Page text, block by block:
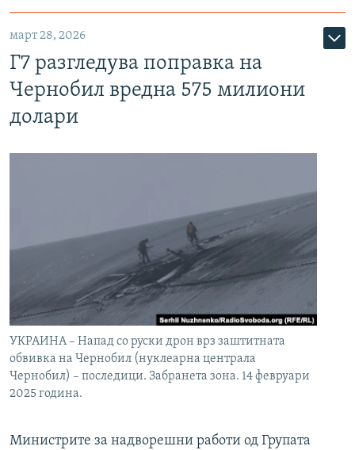
март 28, 2026
Г7 разгледува поправка на
Чернобил вредна 575 милиони
долари
УКРАИНА – Напад со руски дрон врз заштитната
обвивка на Чернобил (нуклеарна централа
Чернобил) – последици. Забранета зона. 14 февруари
2025 година.
Министрите за надворешни работи од Групата